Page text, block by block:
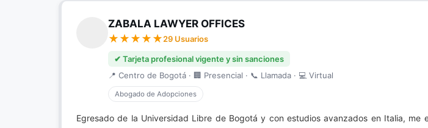
ZABALA LAWYER OFFICES
29 Usuarios
✔ Tarjeta profesional vigente y sin sanciones
📍 Centro de Bogotá · 🏢 Presencial · 📞 Llamada · 💻 Virtual
Abogado de Adopciones
Egresado de la Universidad Libre de Bogotá y con estudios avanzados en Italia, me